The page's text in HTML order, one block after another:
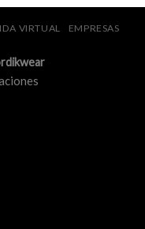
VIRTUAL
EMPRESAS